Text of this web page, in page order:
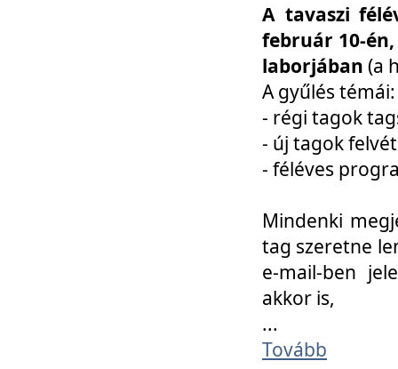
A tavaszi
február 10-
laborjában (a
A gyűlés témái:
- régi tagok
- új tagok
- féléves
Mindenki
tag szeretne
e-mail-ben
akkor is,
...
Tovább